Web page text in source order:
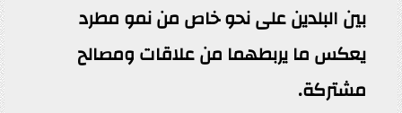
بين البلدين على نحو خاص من نمو مطرد
يعكس ما يربطهما من علاقات ومصالح
مشتركة.